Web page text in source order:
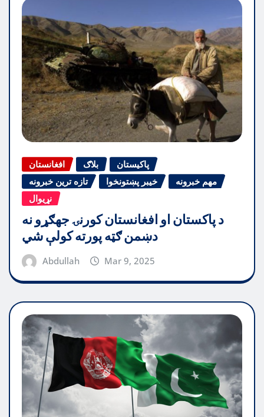
افغانستان بلاګ
پاکیستان
تازه ترین خبرونه
خیبر پښتونخوا
مهم خبرونه
نړیوال
د پاکستان او افغانستان کورنۍ جهګړو نه
دښمن ګټه پورته کولې شي
Abdullah Mar 9, 2025